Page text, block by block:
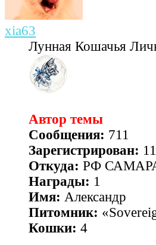
xia63
Лунная Кошачья
Автор темы
Сообщения: 711
Зарегистрирован:
Откуда: РФ
Награды: 1
Имя: Александр
Питомник:
Кошки: 4